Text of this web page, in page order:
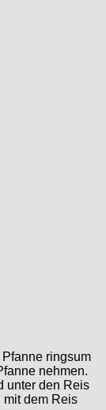
ringsum
nehmen.
unter den Reis
dem Reis